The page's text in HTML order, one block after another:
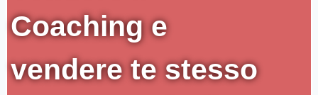
Coaching e
vendere te stesso